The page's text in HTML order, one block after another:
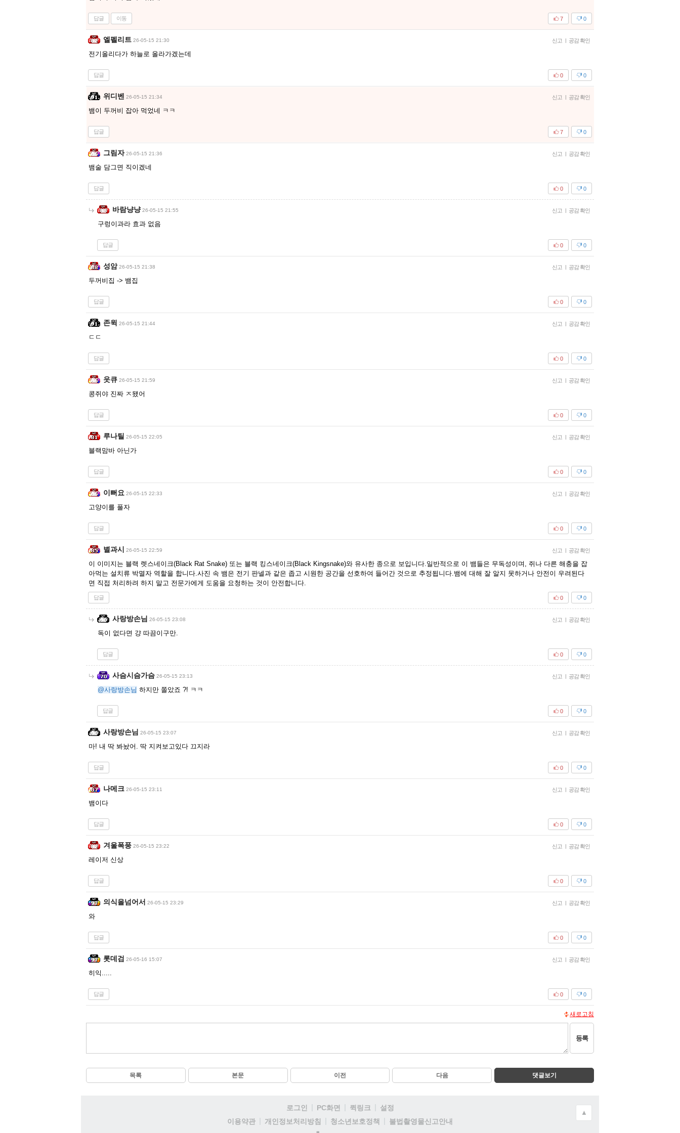
답글 이동 0
7
엘펠리트 26-05-15 21:30 신고 | 공감 확인
전기올리다가 하늘로 올라가겠는데
답글 0
0
위디벤 26-05-15 21:34 신고 | 공감 확인
뱀이 두꺼비 잡아 먹었네 ㅋㅋ
답글 0
7
그림자 26-05-15 21:36 신고 | 공감 확인
뱀술 담그면 직이겠네
답글 0
0
바람냥냥 26-05-15 21:55 신고 | 공감 확인
구렁이과라 효과 없음
답글 0
0
성암 26-05-15 21:38 신고 | 공감 확인
두꺼비집 -> 뱀집
답글 0
0
존윅 26-05-15 21:44 신고 | 공감 확인
ㄷㄷ
답글 0
0
읏큐 26-05-15 21:59 신고 | 공감 확인
콩쥐야 진짜 ㅈ됐어
답글 0
0
루나틸 26-05-15 22:05 신고 | 공감 확인
블랙맘바 아닌가
답글 0
0
이뻐요 26-05-15 22:33 신고 | 공감 확인
고양이를 풀자
답글 0
0
별과시 26-05-15 22:59 신고 | 공감 확인
이 이미지는 블랙 렛스네이크(Black Rat Snake) 또는 블랙 킹스네이크(Black Kingsnake)와 유사한 종으로 보입니다.일반적으로 이 뱀들은 무독성이며, 쥐나 다른 해충을 잡
아먹는 설치류 박멸자 역할을 합니다.사진 속 뱀은 전기 판넬과 같은 좁고 시원한 공간을 선호하여 들어간 것으로 추정됩니다.뱀에 대해 잘 알지 못하거나 안전이 우려된다
면 직접 처리하려 하지 말고 전문가에게 도움을 요청하는 것이 안전합니다.
답글 0
0
사랑방손님 26-05-15 23:08 신고 | 공감 확인
독이 없다면 걍 따끔이구만.
답글 0
0
사슴시슴가슴 26-05-15 23:13 신고 | 공감 확인
@사랑방손님 하지만 쫄았죠 ?! ㅋㅋ
답글 0
0
사랑방손님 26-05-15 23:07 신고 | 공감 확인
마! 내 딱 봐놨어. 딱 지켜보고있다 끄지라
답글 0
0
나메크 26-05-15 23:11 신고 | 공감 확인
뱀이다
답글 0
0
겨울폭풍 26-05-15 23:22 신고 | 공감 확인
레이저 신상
답글 0
0
의식을넘어서 26-05-15 23:29 신고 | 공감 확인
와
답글 0
0
롯데검 26-05-16 15:07 신고 | 공감 확인
히익.....
답글 0
0
새로고침
등록
목록 본문 이전 다음 댓글보기
로그인 PC화면 퀵링크
설정
이용약관
개인정보처리방침 청소년보호정책
불법촬영물신고안내
▲